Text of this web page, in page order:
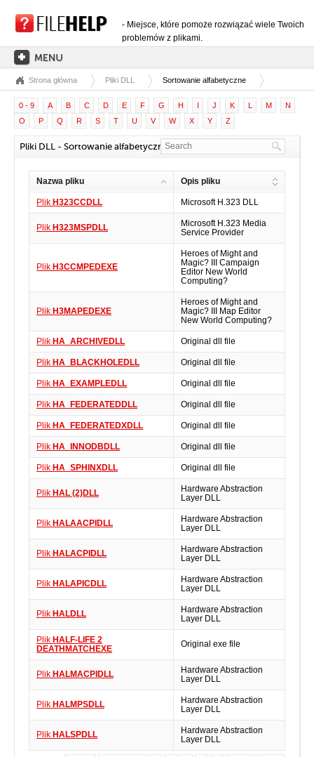
- Miejsce, które pomoże rozwiązać wiele Twoich
problemów z plikami.
STRONA GŁÓWNA
KATEGORIE ROZSZERZEŃ
KATEGORIE STEROWNIKÓW
PLIKI DLL
KONWERSJE PLIKÓW
PROGRAMY
Strona główna Pliki DLL Sortowanie alfabetyczne
0 - 9 A B C D E F G H I J K L M
N
O
P Q R S T U V W X Y Z
Pliki DLL - Sortowanie alfabetyczne: H
Nazwa pliku Opis pliku
Plik H323CCDLL Microsoft H.323 DLL
Plik H323MSPDLL
Microsoft H.323 Media
Service Provider
Plik H3CCMPEDEXE
Heroes of Might and
Magic? III Campaign
Editor New World
Computing?
Plik H3MAPEDEXE
Heroes of Might and
Magic? III Map Editor
New World Computing?
Plik HA_ARCHIVEDLL Original dll file
Plik HA_BLACKHOLEDLL Original dll file
Plik HA_EXAMPLEDLL Original dll file
Plik HA_FEDERATEDDLL Original dll file
Plik HA_FEDERATEDXDLL Original dll file
Plik HA_INNODBDLL Original dll file
Plik HA_SPHINXDLL Original dll file
Plik HAL (2)DLL
Hardware Abstraction
Layer DLL
Plik HALAACPIDLL
Hardware Abstraction
Layer DLL
Plik HALACPIDLL
Hardware Abstraction
Layer DLL
Plik HALAPICDLL
Hardware Abstraction
Layer DLL
Plik HALDLL
Hardware Abstraction
Layer DLL
Plik HALF-LIFE 2
DEATHMATCHEXE
Original exe file
Plik HALMACPIDLL
Hardware Abstraction
Layer DLL
Plik HALMPSDLL
Hardware Abstraction
Layer DLL
Plik HALSPDLL
Hardware Abstraction
Layer DLL